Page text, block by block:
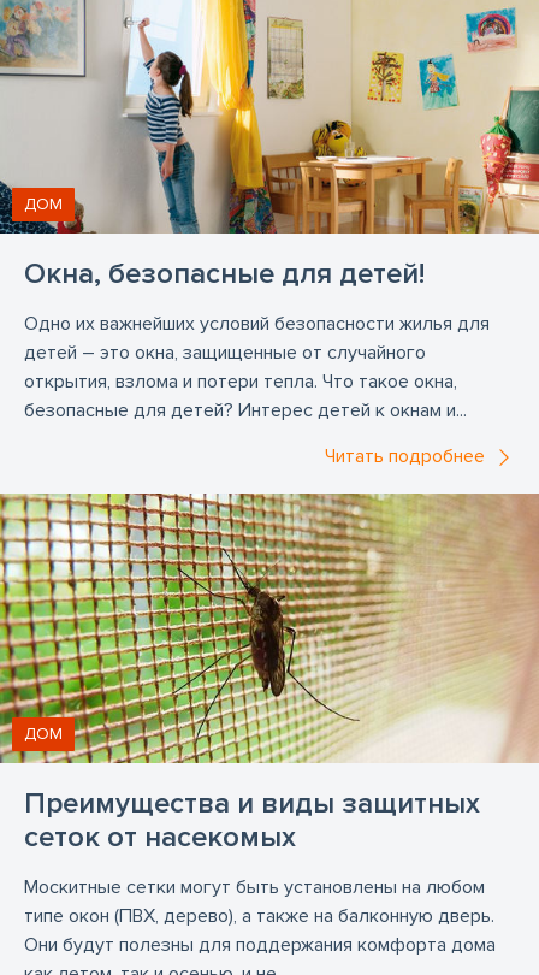
Торговля алюминиевыми дверями
Торговля алюминиевыми окнами
Торговля деревянными дверьми
Торговля деревянными окнами
Торговля жалюзи
Торговля окнами ПВХ
Торговля пластиковыми окнами
Торговля сетками от мух
Торговля сетками против насекомых
Торговля стеклоконструкциями
Установка алюминиевых окон
Установка дверей ПВХ
Установка деревянных дверей
Установка деревянных окон
Установка жалюзи
Установка окон ПВХ
Установка пластиковых окон
Установку алюминиевых дверей
Установку гаражных ворот
Установку металлических дверей
Установку пластиковых дверей
Установку стеклянных конструкций
Цесис
Юрмала
внутренняя дверь
двери
двери в Валмиере
двери в Екабпилсе
двери в Елгаве
двери в Кулдиге
двери в Огре
Окна, безопасные для детей!
ДОМ
Одно их важнейших условий безопасности жилья для
детей – это окна, защищенные от случайного
открытия, взлома и потери тепла. Что такое окна,
безопасные для детей? Интерес детей к окнам и...
Читать подробнее
Преимущества и виды защитных
сеток от насекомых
ДОМ
Москитные сетки могут быть установлены на любом
типе окон (ПВХ, дерево), а также на балконную дверь.
Они будут полезны для поддержания комфорта дома